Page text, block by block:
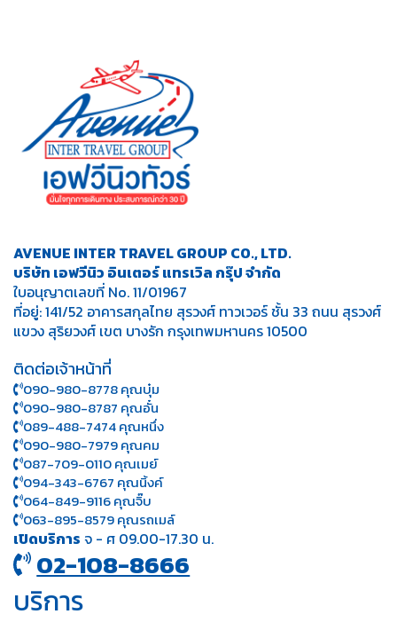
AVENUE INTER TRAVEL GROUP CO., LTD.
บริษัท เอฟวีนิว อินเตอร์ แทรเวิล กรุ๊ป จำกัด
ใบอนุญาตเลขที่ No. 11/01967
ที่อยู่: 141/52 อาคารสกุลไทย สุรวงศ์ ทาวเวอร์ ชั้น 33 ถนน สุรวงศ์
แขวง สุริยวงศ์ เขต บางรัก กรุงเทพมหานคร 10500
ติดต่อเจ้าหน้าที่
090-980-8778 คุณบุ๋ม
090-980-8787 คุณอั๋น
089-488-7474 คุณหนึ่ง
090-980-7979 คุณคม
087-709-0110 คุณเมย์
094-343-6767 คุณนิ้งค์
064-849-9116 คุณจิ๊บ
063-895-8 579คุณรถเมล์
เปิดบริการ จ - ศ 09.00-17.30 น.
02-108-8666
บริการ